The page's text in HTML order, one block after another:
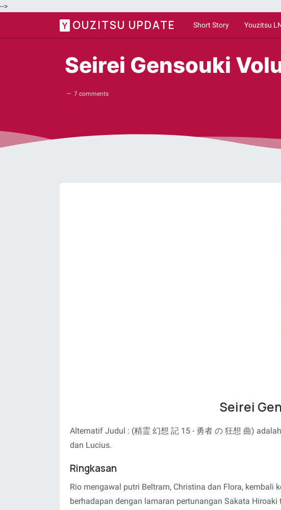
-->
Y OUZITSU UPDATE Short Story Youzitsu
Seirei Gensouki
7 comments
Seirei
Alternatif Judul : (精霊 幻想 記 15 - 勇者 の 狂想 曲)
dan Lucius.
Ringkasan
Rio mengawal putri Beltram, Christina dan Flora, kembali
berhadapan dengan lamaran pertunangan Sakata